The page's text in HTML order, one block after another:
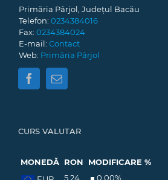
Primăria Pârjol, Județul Bacău
Telefon: 0234384016
Fax: 0234384024
E-mail: Contact
Web: Primăria Pârjol
CURS VALUTAR
MONEDĂ RON
MODIFICARE %
5,24 0,00%